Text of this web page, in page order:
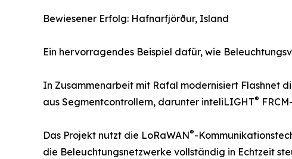
Bewiesener Erfolg: Hafnarfjörður, Island
Ein hervorragendes Beispiel dafür, wie
In Zusammenarbeit mit Rafal modernisiert Flashnet
aus Segmentcontrollern, darunter inteliLIGHT®
Das Projekt nutzt die LoRaWAN®-
die Beleuchtungsnetzwerke vollständig in Echtzeit